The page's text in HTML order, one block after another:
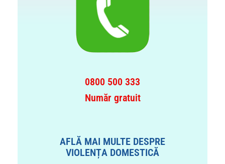
0800 500 333
Număr gratuit
AFLĂ MAI MULTE DESPRE
VIOLENȚA DOMESTICĂ